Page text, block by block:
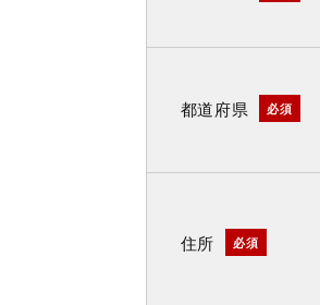
都道府県 必須
住所 必須